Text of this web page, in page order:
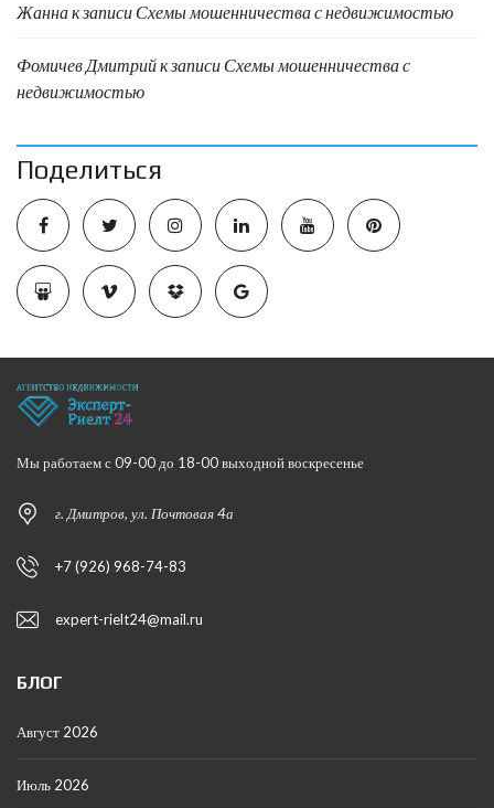
Жаннак записи Схемы мошенничества с недвижимостью
Фомичев Дмитрийк записи Схемы мошенничества с
недвижимостью
Поделиться
Мы работаем с 09-00 до 18-00 выходной воскресенье
г. Дмитров, ул. Почтовая 4а
+7 (926) 968-74-83
expert-rielt24@mail.ru
БЛОГ
Август 2026
Июль 2026